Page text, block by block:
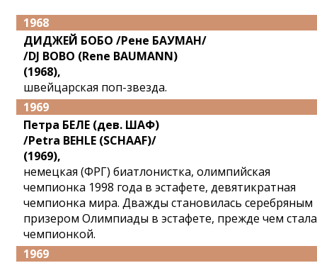
1968
ДИДЖЕЙ БОБО /Рене БАУМАН/
/DJ BOBO (Rene BAUMANN)
(1968),
швейцарская поп-звезда.
1969
Петра БЕЛЕ (дев. ШАФ)
/Petra BEHLE (SCHAAF)/
(1969),
немецкая (ФРГ) биатлонистка, олимпийская
чемпионка 1998 года в эстафете, девятикратная
чемпионка мира. Дважды становилась серебряным
призером Олимпиады в эстафете, прежде чем стала
чемпионкой.
1969